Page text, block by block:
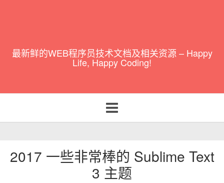
最新鲜的WEB程序员技术文档及相关资源 – Happy
Life, Happy Coding!
navigation
2017 一些非常棒的 Sublime Text
3 主题